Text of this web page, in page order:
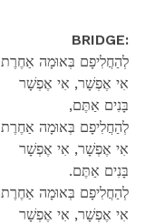
BRIDGE:
לְהַחֲלִיפָם בְּאוּמָה אַחֶרֶת
אִי אֶפְשָׁר, אִי אֶפְשָׁר
,בָּנִים אַתֶּם
לְהַחֲלִיפָם בְּאוּמָה אַחֶרֶת
אִי אֶפְשָׁר, אִי אֶפְשָׁר
.בָּנִים אַתֶּם
לְהַחֲלִיפָם בְּאוּמָה אַחֶרֶת
אִי אֶפְשָׁר, אִי אֶפְשָׁר